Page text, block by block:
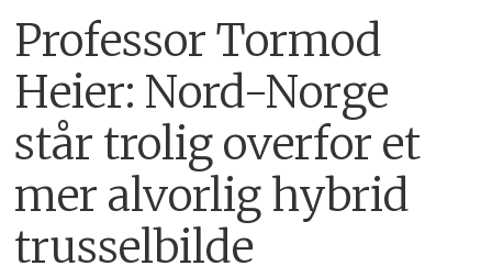
Professor Tormod
Heier: Nord-Norge
står trolig overfor et
mer alvorlig hybrid
trusselbilde